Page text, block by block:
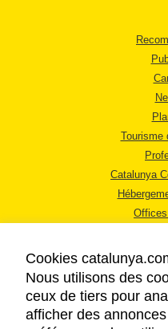
Tourisme
Catalunya
Cookies
Nous utilisons des
ceux de tiers pour
afficher des